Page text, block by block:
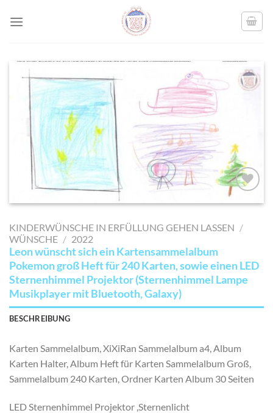
AUF MEINE
SETZEN
KINDERWÜNSCHE IN ERFÜLLUNG GEHEN LASSEN /
WÜNSCHE / 2022
Leon wünscht sich ein Kartensammelalbum
Pokemon groß Heft für 240 Karten, sowie einen LED
Sternenhimmel Projektor (Sternenhimmel Lampe
Musikplayer mit Bluetooth, Galaxy)
BESCHREIBUNG
Karten Sammelalbum, XiXiRan Sammelalbum a4, Album
Karten Halter, Album Heft für Karten Sammelalbum Groß,
Sammelalbum 240 Karten, Ordner Karten Album 30 Seiten
LED Sternenhimmel Projektor ,Sternenlicht